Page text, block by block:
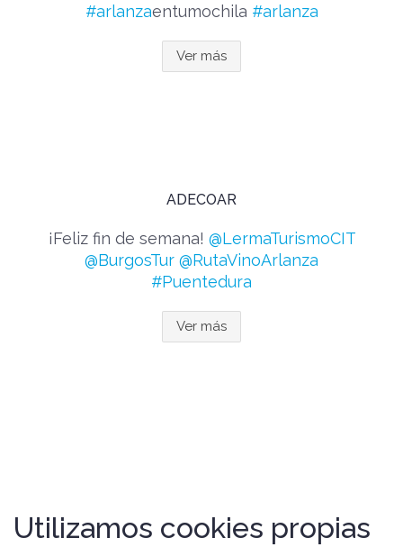
#arlanzaentumochila #arlanza
Ver más
ADECOAR
¡Feliz fin de semana! @LermaTurismoCIT
@BurgosTur @RutaVinoArlanza
#Puentedura
Ver más
Utilizamos cookies propias